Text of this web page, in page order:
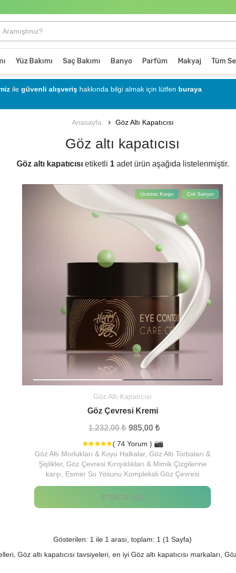
Yüz Bakımı Saç Bakımı Banyo Parfüm Makyaj Tüm
ile güvenli alışveriş hakkında bilgi almak için lütfen buraya
Anasayfa Göz Altı Kapatıcısı
Göz altı kapatıcısı
Göz altı kapatıcısıetiketli 1adet ürün aşağıda listelenmiştir.
Ücretsiz Kargo Çok Satıyor
Göz Altı Kapatıcısı
Göz Çevresi Kremi
1.232,00 ₺ 985,00 ₺
( 74 Yorum )
Göz Altı Morlukları & Koyu Halkalar, Göz Altı Torbaları &
Şişlikler, Göz Çevresi Kırışıklıkları & Mimik Çizgilerine
karşı, Esmer Su Yosunu Kompleksli Göz Çevresi
STOKTA YOK
Gösterilen: 1 ile 1 arası, toplam: 1 (1 Sayfa)
Göz altı kapatıcısı tavsiyeleri, en iyi Göz altı kapatıcısı markaları,